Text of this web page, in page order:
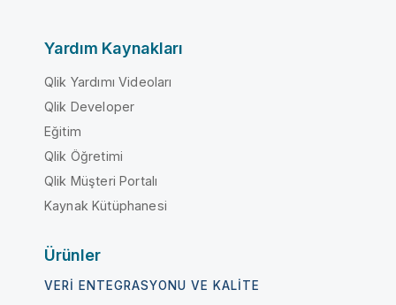
Yardım Kaynakları
Qlik Yardımı Videoları
Qlik Developer
Eğitim
Qlik Öğretimi
Qlik Müşteri Portalı
Kaynak Kütüphanesi
Ürünler
VERI ENTEGRASYONU VE KALITE